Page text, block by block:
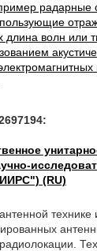
радарные
длина волн или
(RU)